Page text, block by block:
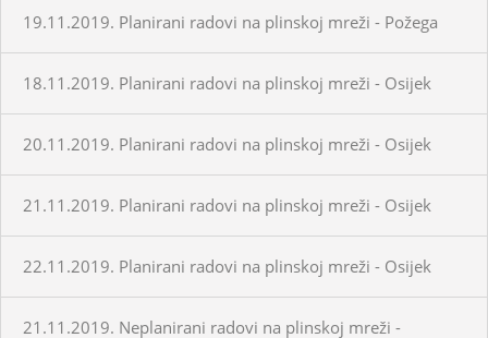
19.11.2019. Planirani radovi na plinskoj mreži - Požega
18.11.2019. Planirani radovi na plinskoj mreži - Osijek
20.11.2019. Planirani radovi na plinskoj mreži - Osijek
21.11.2019. Planirani radovi na plinskoj mreži - Osijek
22.11.2019. Planirani radovi na plinskoj mreži - Osijek
21.11.2019. Neplanirani radovi na plinskoj mreži -